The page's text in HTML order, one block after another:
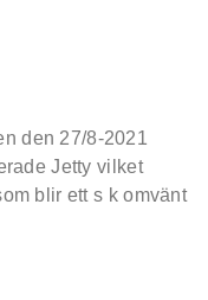
den 27/8-2021
Jetty vilket
blir ett s k omvänt